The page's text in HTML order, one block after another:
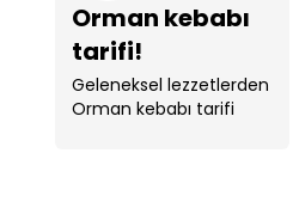
Orman kebabı
tarifi!
Geleneksel lezzetlerden
Orman kebabı tarifi